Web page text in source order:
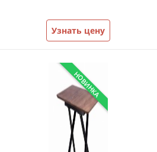
Узнать цену
НОВИНКА